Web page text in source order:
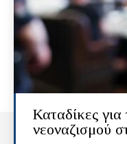
Καταδίκες
νεοναζισμού